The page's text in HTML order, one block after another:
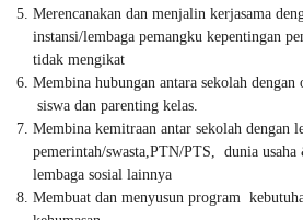
Merencanakan dan menjalin kerjasama
instansi/lembaga pemangku kepentingan
tidak mengikat
Membina hubungan antara sekolah dengan
siswa dan parenting kelas.
Membina kemitraan antar sekolah dengan
pemerintah/swasta,PTN/PTS, dunia
lembaga sosial lainnya
Membuat dan menyusun program